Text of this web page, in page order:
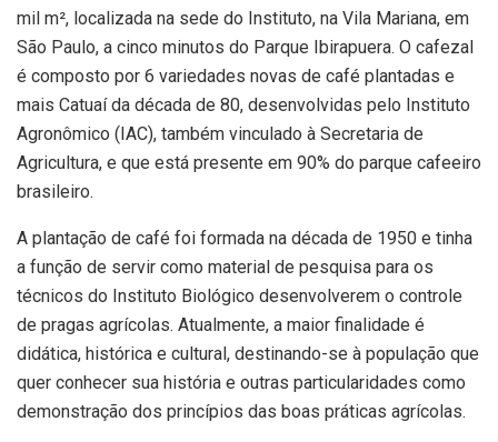
mil m², localizada na sede do Instituto, na Vila Mariana, em
São Paulo, a cinco minutos do Parque Ibirapuera. O cafezal
é composto por 6 variedades novas de café plantadas e
mais Catuaí da década de 80, desenvolvidas pelo Instituto
Agronômico (IAC), também vinculado à Secretaria de
Agricultura, e que está presente em 90% do parque cafeeiro
brasileiro.
A plantação de café foi formada na década de 1950 e tinha
a função de servir como material de pesquisa para os
técnicos do Instituto Biológico desenvolverem o controle
de pragas agrícolas. Atualmente, a maior finalidade é
didática, histórica e cultural, destinando-se à população que
quer conhecer sua história e outras particularidades como
demonstração dos princípios das boas práticas agrícolas.